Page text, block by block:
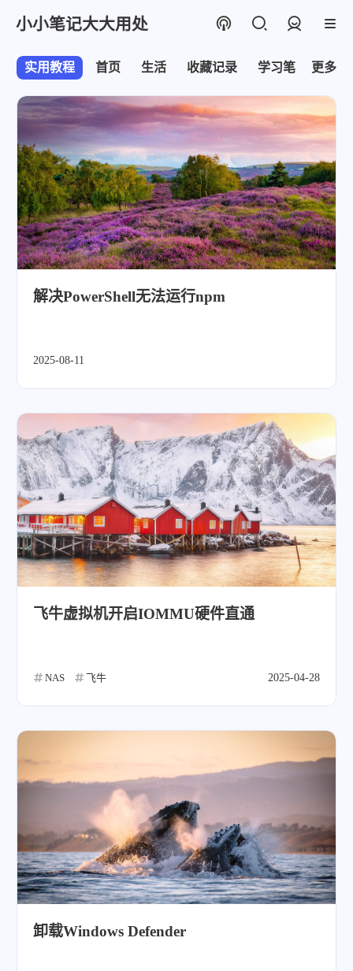
小小笔记大大用处
首页 生活 收藏记录 学习笔记 折
实用教程 更多
解决PowerShell无法运行npm
2025-08-11
飞牛虚拟机开启IOMMU硬件直通
NAS 飞牛 2025-04-28
卸载Windows Defender